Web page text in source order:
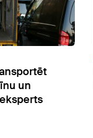
plīts